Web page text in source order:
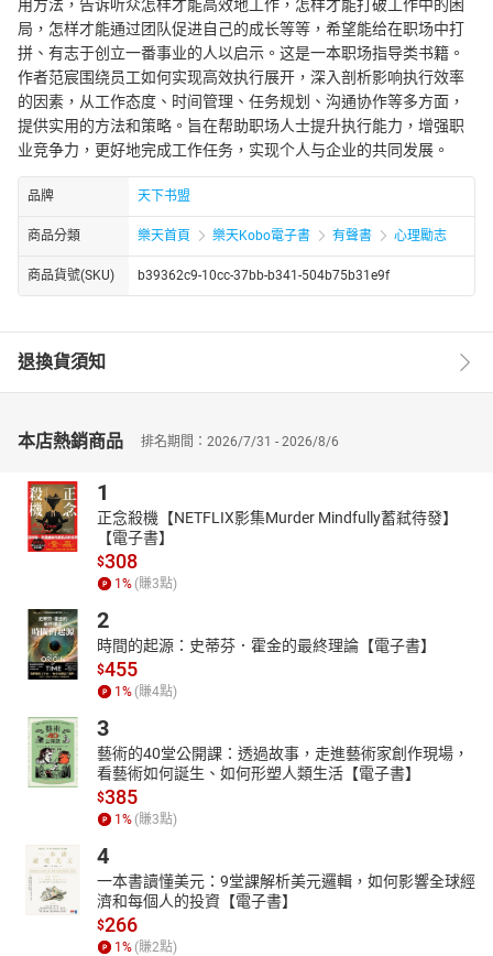
用方法，告诉听众怎样才能高效地工作，怎样才能打破工作中的困
局，怎样才能通过团队促进自己的成长等等，希望能给在职场中打
拼、有志于创立一番事业的人以启示。这是一本职场指导类书籍。
作者范宸围绕员工如何实现高效执行展开，深入剖析影响执行效率
的因素，从工作态度、时间管理、任务规划、沟通协作等多方面，
提供实用的方法和策略。旨在帮助职场人士提升执行能力，增强职
业竞争力，更好地完成工作任务，实现个人与企业的共同发展。
品牌 天下书盟
商品分類 樂天首頁 樂天Kobo電子書 有聲書 心理勵志
商品貨號(SKU) b39362c9-10cc-37bb-b341-504b75b31e9f
退換貨須知
本店熱銷商品 排名期間：2026/7/31 - 2026/8/6
1
正念殺機【NETFLIX影集Murder Mindfully蓄弒待發】
【電子書】
$308
1% (賺3點)
2
時間的起源：史蒂芬．霍金的最終理論【電子書】
$455
1% (賺4點)
3
藝術的40堂公開課：透過故事，走進藝術家創作現場，
看藝術如何誕生、如何形塑人類生活【電子書】
$385
1% (賺3點)
4
一本書讀懂美元：9堂課解析美元邏輯，如何影響全球經
濟和每個人的投資【電子書】
$266
1% (賺2點)